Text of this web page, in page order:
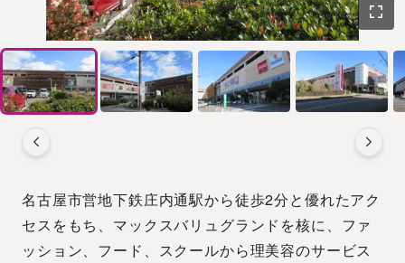
名古屋市営地下鉄庄内通駅から徒歩2分と優れたアク
セスをもち、マックスバリュグランドを核に、ファ
ッション、フード、スクールから理美容のサービス